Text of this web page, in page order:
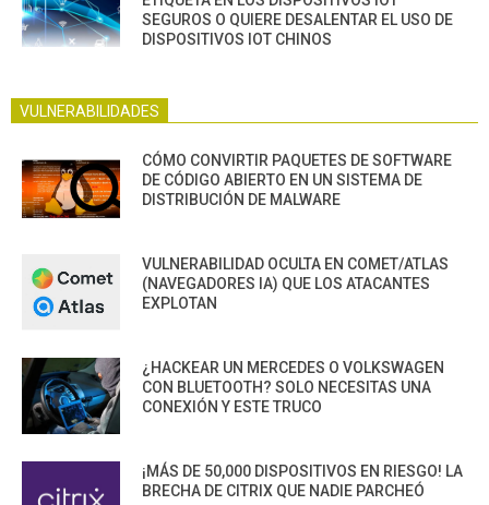
SEGUROS O QUIERE DESALENTAR EL USO DE
DISPOSITIVOS IOT CHINOS
VULNERABILIDADES
CÓMO CONVIRTIR PAQUETES DE SOFTWARE
DE CÓDIGO ABIERTO EN UN SISTEMA DE
DISTRIBUCIÓN DE MALWARE
VULNERABILIDAD OCULTA EN COMET/ATLAS
(NAVEGADORES IA) QUE LOS ATACANTES
EXPLOTAN
¿HACKEAR UN MERCEDES O VOLKSWAGEN
CON BLUETOOTH? SOLO NECESITAS UNA
CONEXIÓN Y ESTE TRUCO
¡MÁS DE 50,000 DISPOSITIVOS EN RIESGO! LA
BRECHA DE CITRIX QUE NADIE PARCHEÓ